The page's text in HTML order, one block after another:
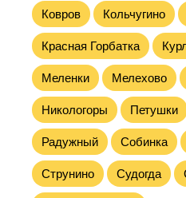
Ковров Кольчугино
Красная Горбатка
Меленки Мелехово
Никологоры Петушки
Радужный Собинка
Струнино Судогда